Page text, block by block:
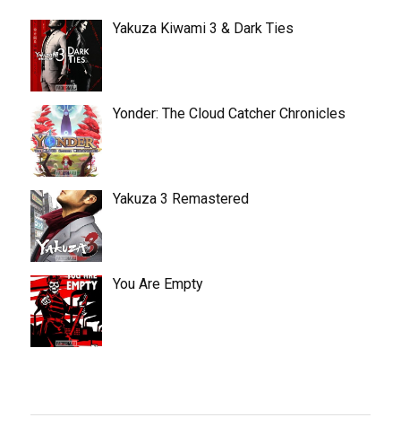
Yakuza Kiwami 3 & Dark Ties
Yonder: The Cloud Catcher Chronicles
Yakuza 3 Remastered
You Are Empty